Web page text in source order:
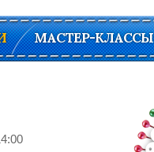
МАСТЕР-КЛАССЫ